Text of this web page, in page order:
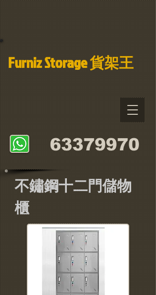
Furniz Storage 貨架王
​63379970
不鏽鋼十二門儲物
櫃